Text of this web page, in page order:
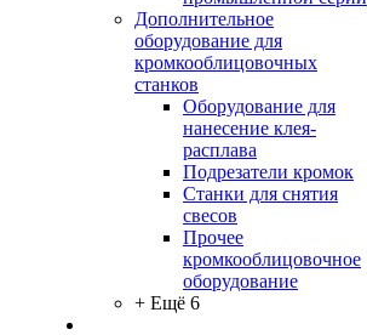
Дополнительное
оборудование для
кромкооблицовочных
станков
Оборудование для
нанесение клея-
расплава
Подрезатели кромок
Станки для снятия
свесов
Прочее
кромкооблицовочное
оборудование
+ Ещё 6